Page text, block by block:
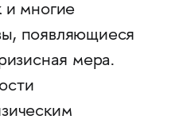
и многие
появляющиеся
мера.